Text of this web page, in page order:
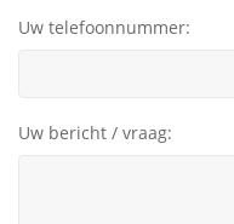
Uw telefoonnummer:
Uw bericht / vraag: